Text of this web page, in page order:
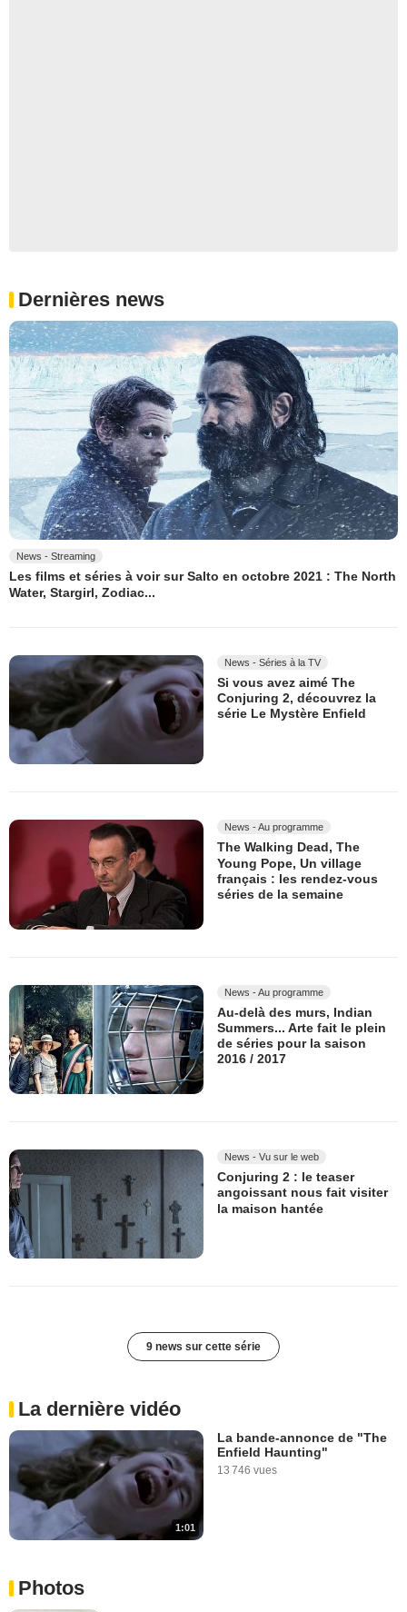
Dernières news
News - Streaming
Les films et séries à voir sur Salto en octobre 2021 : The North
Water, Stargirl, Zodiac...
News - Séries à la TV
Si vous avez aimé The
Conjuring 2, découvrez la
série Le Mystère Enfield
News - Au programme
The Walking Dead, The
Young Pope, Un village
français : les rendez-vous
séries de la semaine
News - Au programme
Au-delà des murs, Indian
Summers... Arte fait le plein
de séries pour la saison
2016 / 2017
News - Vu sur le web
Conjuring 2 : le teaser
angoissant nous fait visiter
la maison hantée
9 news sur cette série
La dernière vidéo
1:01
La bande-annonce de "The
Enfield Haunting"
13 746 vues
Photos